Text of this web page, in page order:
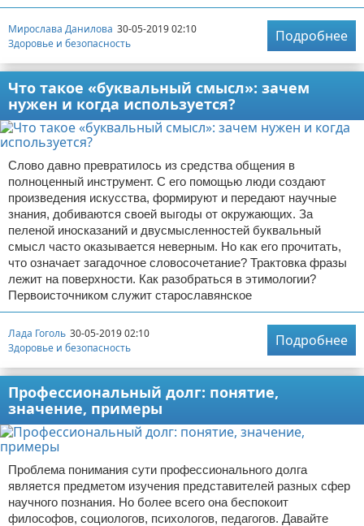
Мирослава Данилова 30-05-2019 02:10
Здоровье и безопасность
Подробнее
Что такое «буквальный смысл»: зачем
нужен и когда используется?
Слово давно превратилось из средства общения в
полноценный инструмент. С его помощью люди создают
произведения искусства, формируют и передают научные
знания, добиваются своей выгоды от окружающих. За
пеленой иносказаний и двусмысленностей буквальный
смысл часто оказывается неверным. Но как его прочитать,
что означает загадочное словосочетание? Трактовка фразы
лежит на поверхности. Как разобраться в этимологии?
Первоисточником служит старославянское
Лада Гоголь 30-05-2019 02:10
Здоровье и безопасность
Подробнее
Профессиональный долг: понятие,
значение, примеры
Проблема понимания сути профессионального долга
является предметом изучения представителей разных сфер
научного познания. Но более всего она беспокоит
философов, социологов, психологов, педагогов. Давайте